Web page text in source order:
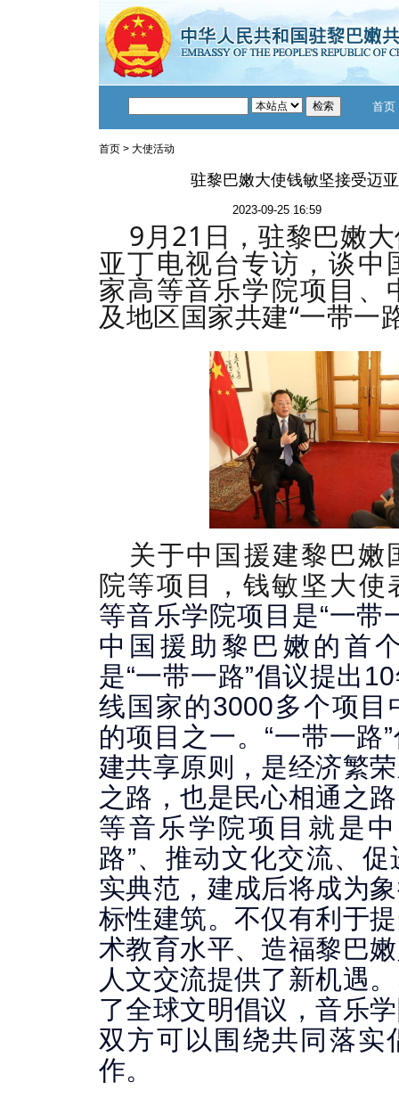
首页
首页 > 大使活动
驻黎巴嫩大使钱敏坚接受迈
2023-09-25 16:59
9月21日，驻黎巴嫩
亚丁电视台专访，谈中
家高等音乐学院项目、
及地区国家共建“一带一
关于中国援建黎巴嫩
院等项目，钱敏坚大使
等音乐学院项目是“一带
中国援助黎巴嫩的首
是“一带一路”倡议提出
线国家的3000多个项目
的项目之一。 “一带一路
建共享原则，是经济繁
之路，也是民心相通之
等音乐学院项目就是
路”、推动文化交流、
实典范，建成后将成为
标性建筑。不仅有利于
术教育水平、造福黎巴
人文交流提供了新机遇
了全球文明倡议，音乐
双方可以围绕共同落实
作。